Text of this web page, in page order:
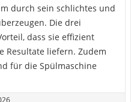
durch sein schlichtes und
Die drei
dass sie effizient
Resultate liefern. Zudem
für die Spülmaschine